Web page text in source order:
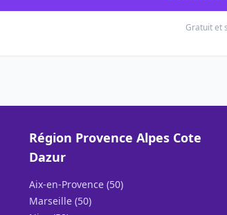
Gratuit et
Région Provence Alpes Cote
Dazur
Aix-en-Provence (50)
Marseille (50)